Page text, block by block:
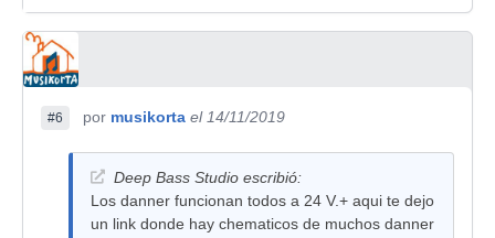
#6 por musikorta el 14/11/2019
Deep Bass Studio escribió:
Los danner funcionan todos a 24 V.+ aqui te dejo
un link donde hay chematicos de muchos danner